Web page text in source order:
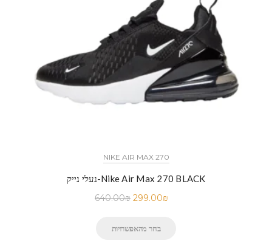
NIKE AIR MAX 270
נעלי נייק-Nike Air Max 270 BLACK
640.00₪ 299.00₪
בחר מהאפשרויות